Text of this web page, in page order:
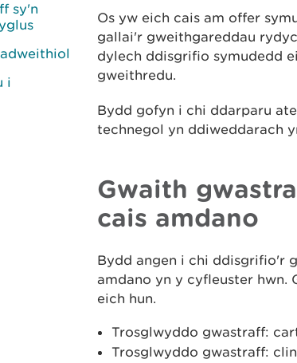
sy'n
i
Os yw eich cais am offer
gallai'r gweithgareddau
dylech ddisgrifio symudedd
gweithredu.
Bydd gofyn i chi ddarparu
technegol yn ddiweddarach
Gwaith
cais amdano
Bydd angen i chi ddisgrifio'r
amdano yn y cyfleuster hwn.
eich hun.
Trosglwyddo gwastraff:
Trosglwyddo gwastraff: